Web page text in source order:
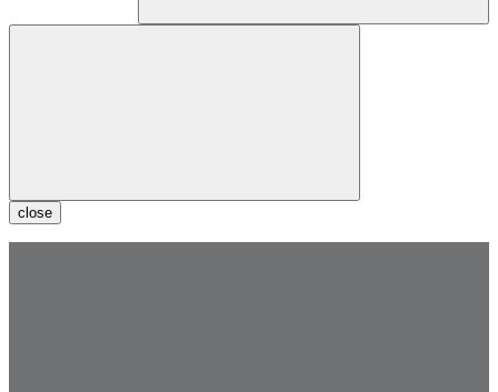
close